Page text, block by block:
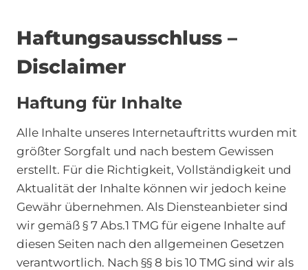
Haftungsausschluss –
Disclaimer
Haftung für Inhalte
Alle Inhalte unseres Internetauftritts wurden mit
größter Sorgfalt und nach bestem Gewissen
erstellt. Für die Richtigkeit, Vollständigkeit und
Aktualität der Inhalte können wir jedoch keine
Gewähr übernehmen. Als Diensteanbieter sind
wir gemäß § 7 Abs.1 TMG für eigene Inhalte auf
diesen Seiten nach den allgemeinen Gesetzen
verantwortlich. Nach §§ 8 bis 10 TMG sind wir als